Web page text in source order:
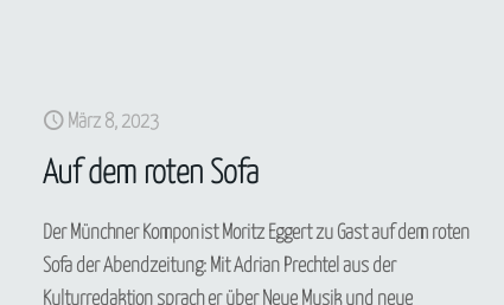
März 8, 2023
Auf dem roten Sofa
Der Münchner Komponist Moritz Eggert zu Gast auf dem roten
Sofa der Abendzeitung: Mit Adrian Prechtel aus der
Kulturredaktion sprach er über Neue Musik und neue